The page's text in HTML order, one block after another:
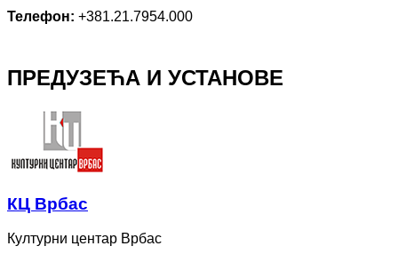
Телефон: +381.21.7954.000
ПРЕДУЗЕЋА И УСТАНОВЕ
КЦ Врбас
Културни центар Врбас